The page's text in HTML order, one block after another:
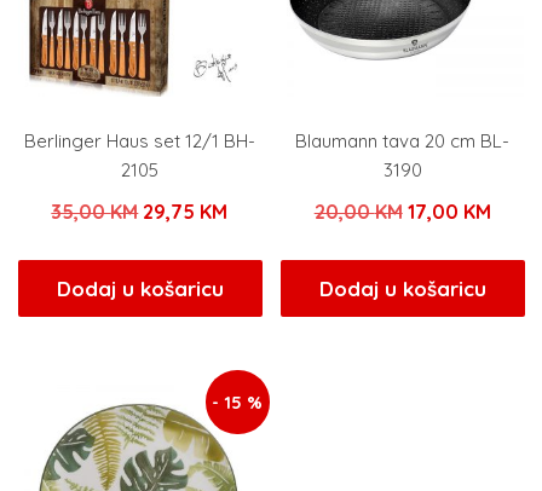
Berlinger Haus set 12/1 BH-
2105
35,00KM Izvorna
bila
je:
29,75 KM
29,75 KM.
Dodaj u košaricu
Blaumann tava 20 cm BL-
3190
20,00KM Izvorna
bila
je:
17,00 KM
Dodaj u košaricu
- 15 %